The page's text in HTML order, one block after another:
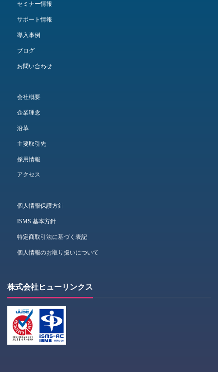
セミナー情報
サポート情報
導入事例
ブログ
お問い合わせ
会社概要
企業理念
沿革
主要取引先
採用情報
アクセス
個人情報保護方針
ISMS 基本方針
特定商取引法に基づく表記
個人情報のお取り扱いについて
株式会社ヒューリンクス